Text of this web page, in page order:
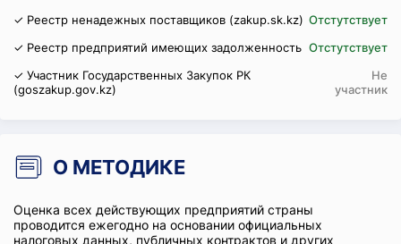
✓ Реестр ненадежных поставщиков (zakup.sk.kz) Отстутствует
✓ Реестр предприятий имеющих задолженность Отстутствует
✓ Участник Государственных Закупок РК
(goszakup.gov.kz)
Не
участник
О МЕТОДИКЕ
Оценка всех действующих предприятий страны
проводится ежегодно на основании официальных
налоговых данных, публичных контрактов и других